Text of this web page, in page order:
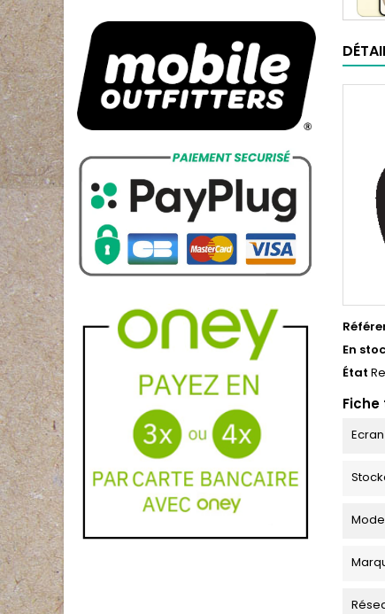
En
État
Ecran